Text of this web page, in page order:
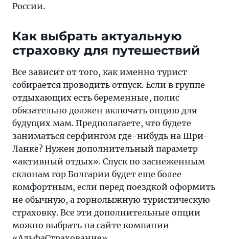
России.
Как выбрать актуальную
страховку для путешествий
Все зависит от того, как именно турист
собирается проводить отпуск. Если в группе
отдыхающих есть беременные, полис
обязательно должен включать опцию для
будущих мам. Предполагаете, что будете
заниматься серфингом где-нибудь на Шри-
Ланке? Нужен дополнительный параметр
«активный отдых». Спуск по заснеженным
склонам гор Болгарии будет еще более
комфортным, если перед поездкой оформить
не обычную, а горнолыжную туристическую
страховку. Все эти дополнительные опции
можно выбрать на сайте компании